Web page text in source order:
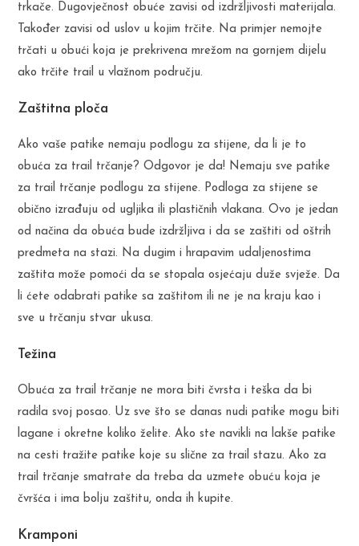
trkače. Dugovječnost obuće zavisi od izdržljivosti materijala.
Također zavisi od uslov u kojim trčite. Na primjer nemojte
trčati u obući koja je prekrivena mrežom na gornjem dijelu
ako trčite trail u vlažnom području.
Zaštitna ploča
Ako vaše patike nemaju podlogu za stijene, da li je to
obuća za trail trčanje? Odgovor je da! Nemaju sve patike
za trail trčanje podlogu za stijene. Podloga za stijene se
obično izrađuju od ugljika ili plastičnih vlakana. Ovo je jedan
od načina da obuća bude izdržljiva i da se zaštiti od oštrih
predmeta na stazi. Na dugim i hrapavim udaljenostima
zaštita može pomoći da se stopala osjećaju duže svježe. Da
li ćete odabrati patike sa zaštitom ili ne je na kraju kao i
sve u trčanju stvar ukusa.
Težina
Obuća za trail trčanje ne mora biti čvrsta i teška da bi
radila svoj posao. Uz sve što se danas nudi patike mogu biti
lagane i okretne koliko želite. Ako ste navikli na lakše patike
na cesti tražite patike koje su slične za trail stazu. Ako za
trail trčanje smatrate da treba da uzmete obuću koja je
čvršća i ima bolju zaštitu, onda ih kupite.
Kramponi